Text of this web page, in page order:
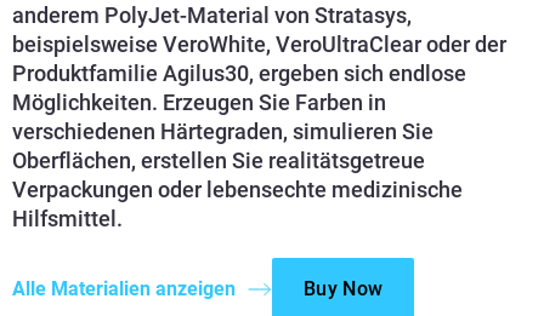
anderem PolyJet-Material von Stratasys,
beispielsweise VeroWhite, VeroUltraClear oder der
Produktfamilie Agilus30, ergeben sich endlose
Möglichkeiten. Erzeugen Sie Farben in
verschiedenen Härtegraden, simulieren Sie
Oberflächen, erstellen Sie realitätsgetreue
Verpackungen oder lebensechte medizinische
Hilfsmittel.
Alle Materialien anzeigen Buy Now